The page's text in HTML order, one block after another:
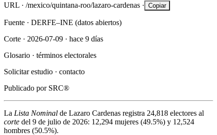
URL · /mexico/quintana-roo/lazaro-cardenas · Copiar
Fuente · DERFE–INE (datos abiertos)
Corte · 2026-07-09 · hace 9 días
Glosario · términos electorales
Solicitar estudio · contacto
Publicado por SRC®
La Lista Nominal de Lazaro Cardenas registra 24,818 electores al
corte del 9 de julio de 2026: 12,294 mujeres (49.5%) y 12,524
hombres (50.5%).